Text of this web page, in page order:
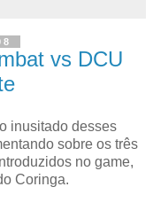
vs DCU
inusitado desses
sobre os três
no game,
Coringa.